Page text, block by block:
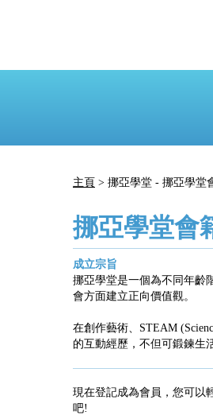
主頁 > 挪亞學堂 - 挪亞學堂
挪亞學堂會
成立宗旨
挪亞學堂是一個為不同年齡
會方面建立正向價值觀。
在創作藝術、STEAM
的互動經歷，不但可鍛鍊生
現在登記成為會員，您可以
吧!